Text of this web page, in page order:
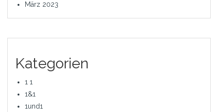
März 2023
Kategorien
1 1
1&1
1und1